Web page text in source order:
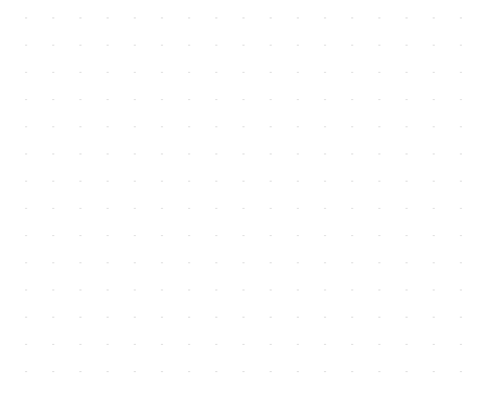
あらゆる無駄を富に。
お問い合わせ keyboard_arrow_right
phone_in_talk 03-6260-9300
受付時間: 平日 9:00〜18:00